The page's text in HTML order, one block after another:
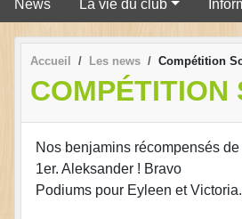
News La vie du club
Accueil Les news Compétition
COMPÉTITION
Nos benjamins récompensés
1er. Aleksander ! Bravo
Podiums pour Eyleen et Victoria.